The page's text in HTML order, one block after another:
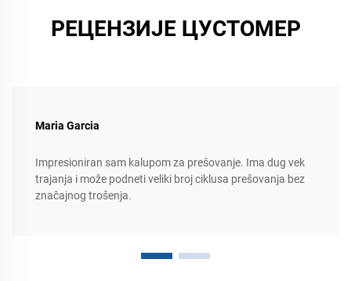
РЕЦЕНЗИЈЕ ЦУСТОМЕР
Maria Garcia
Impresioniran sam kalupom za prešovanje. Ima dug vek
trajanja i može podneti veliki broj ciklusa prešovanja bez
značajnog trošenja.